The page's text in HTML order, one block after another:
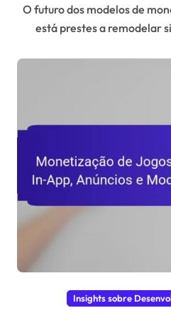
O futuro dos modelos de monetização de jogos móveis
está prestes a remodelar
Insights sobre